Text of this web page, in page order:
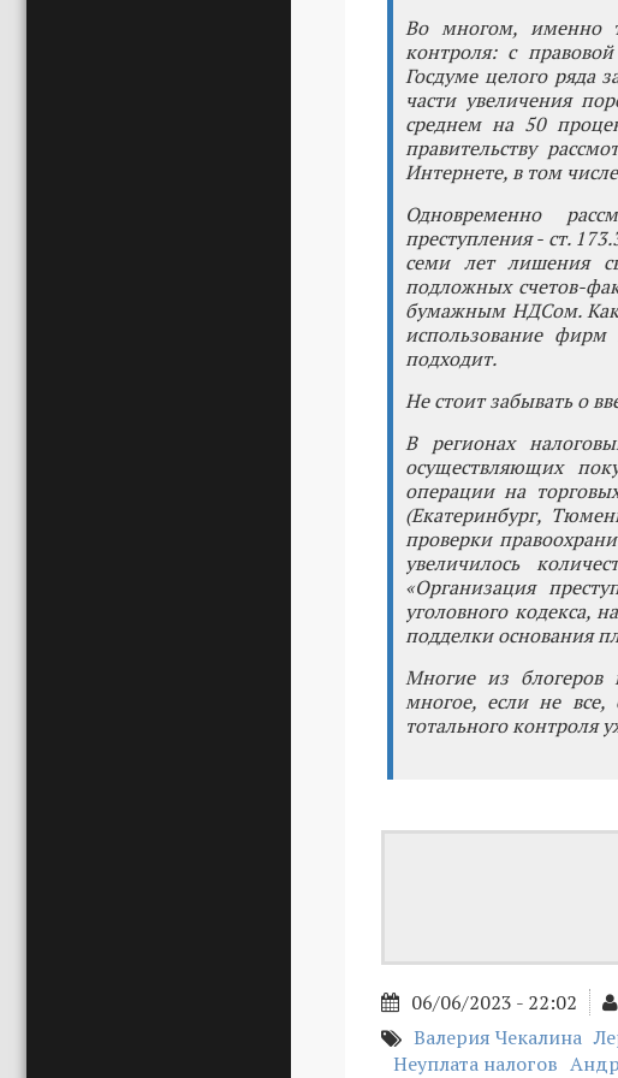
Во многом, именно
контроля: с
Госдуме целого ряда
части увеличения
среднем на 50
правительству
Интернете, в том
Одновременно
преступления - ст.
семи лет лишения
подложных счетов-
бумажным НДСом. Как
использование
подходит.
Не стоит забывать о
В регионах
осуществляющих
операции на
(Екатеринбург,
проверки
увеличилось
«Организация
уголовного кодекса,
подделки основания
Многие из блогеров
многое, если не
тотального контроля
06/06/2023 - 22:02
Валерия Чекалина
Неуплата налогов